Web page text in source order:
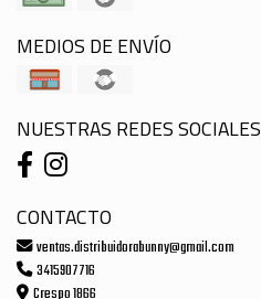
MEDIOS DE ENVÍO
NUESTRAS REDES SOCIALES
CONTACTO
ventas.distribuidorabunny@gmail.com
3415907716
Crespo 1866